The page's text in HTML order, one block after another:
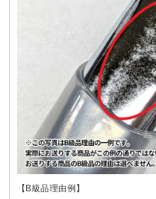
【B級品理由例】